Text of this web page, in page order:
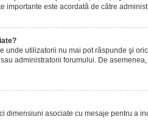
importante este acordată de către
unde utilizatorii nu mai pot răspunde şi
administratorii forumului. De
dimensiuni asociate cu mesaje pentru a